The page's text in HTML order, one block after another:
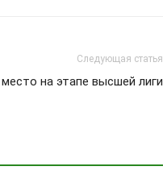
Следующая статья
на этапе высшей лиги